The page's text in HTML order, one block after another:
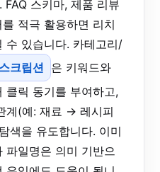
스키마, 제품 리뷰
적극 활용하면 리치
수 있습니다. 카테고리/
크립션 은 키워드와
클릭 동기를 부여하고,
계(예: 재료 → 레시피
색을 유도합니다. 이미
파일명은 의미 기반으